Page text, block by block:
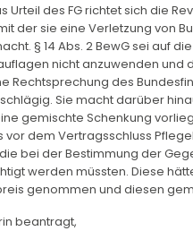
Urteil des FG richtet sich die
der sie eine Verletzung von
§ 14 Abs. 2 BewG sei auf die
nicht anzuwenden und
Rechtsprechung des
Sie macht darüber
gemischte Schenkung
vor dem Vertragsschluss
bei der Bestimmung der
werden müssten. Diese
genommen und diesen
beantragt,